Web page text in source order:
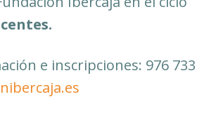
e inscripciones: 976 733